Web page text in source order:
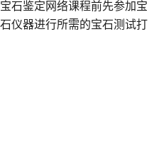
石鉴定网络课程前先参加宝
仪器进行所需的宝石测试打